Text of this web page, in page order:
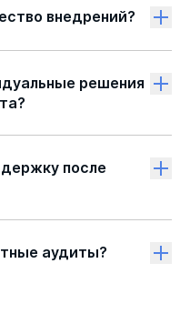
внедрений?
решения
после
аудиты?